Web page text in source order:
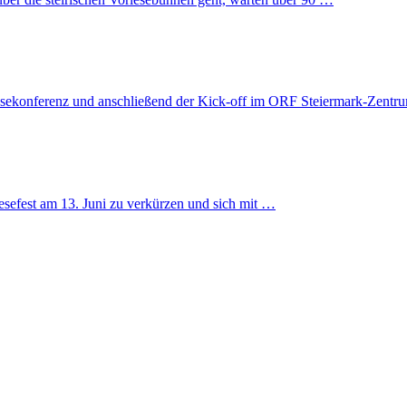
und anschließend der Kick-off im ORF Steiermark-
am 13. Juni zu verkürzen und sich mit …